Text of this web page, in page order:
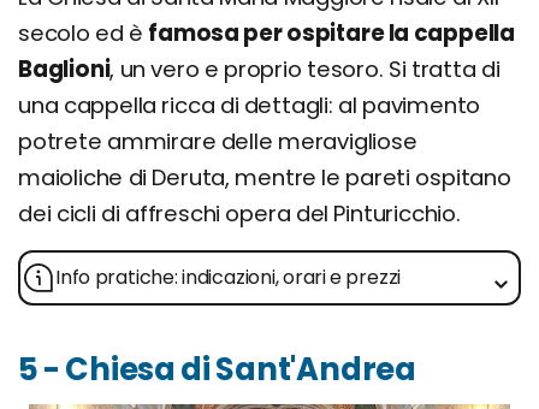
secolo ed è famosa per ospitare la cappella
Baglioni, un vero e proprio tesoro. Si tratta di
una cappella ricca di dettagli: al pavimento
potrete ammirare delle meravigliose
maioliche di Deruta, mentre le pareti ospitano
dei cicli di affreschi opera del Pinturicchio.
Info pratiche: indicazioni, orari e prezzi
5 - Chiesa di Sant'Andrea